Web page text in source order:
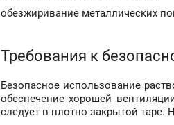
обезжиривание металлических
Требования к
Безопасное использование
обеспечение хорошей
следует в плотно закрытой таре.